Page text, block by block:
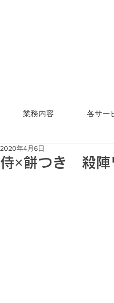
業務内容 各サー
侍×餅つき 殺陣
2020年4月6日